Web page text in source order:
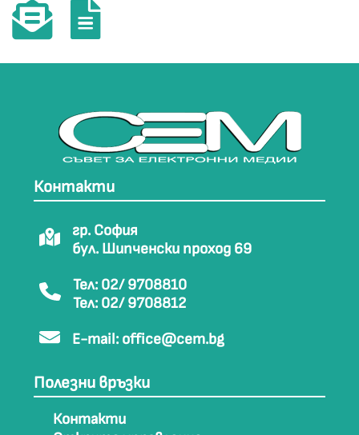
Контакти
гр. София
бул. Шипченски проход 69
Тел: 02/ 9708810
Тел: 02/ 9708812
E-mail: office@cem.bg
Полезни връзки
Контакти